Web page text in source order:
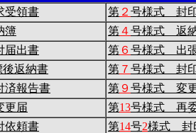
領書 第 ２ 号様式 封
簿 第４号様式 返
出書 第 ６ 号様式 出
返納書 第 ７ 号様式 封
報告書 第 ９ 号様式 変
更届 第13号様式 再
頼書 第14号2様式 封